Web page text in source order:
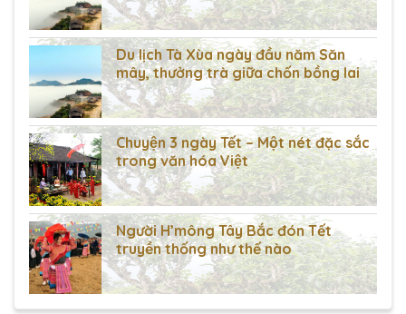
Du lịch Tà Xùa ngày đầu năm Săn
mây, thưởng trà giữa chốn bồng lai
Chuyện 3 ngày Tết – Một nét đặc sắc
trong văn hóa Việt
Người H’mông Tây Bắc đón Tết
truyền thống như thế nào